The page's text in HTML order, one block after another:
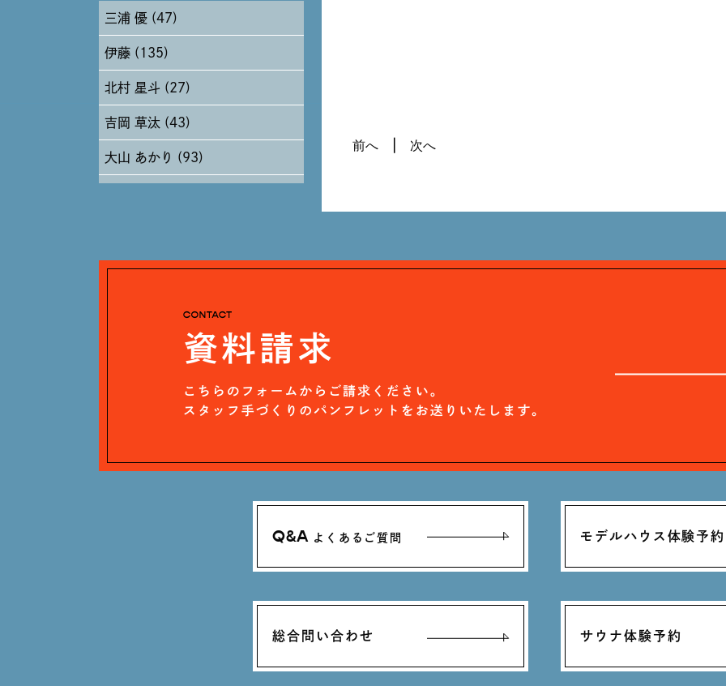
前へ 次へ
2024年7月 (11)
2024年6月 (12)
2024年5月 (19)
2024年4月 (17)
三浦 優 (47)
伊藤 (135)
北村 星斗 (27)
吉岡 草汰 (43)
大山 あかり (93)
木村 珠梨音 (101)
神定 龍杜 (13)
Q&A よくあるご質問 モデルハウス体験予約
総合問い合わせ サウナ体験予約